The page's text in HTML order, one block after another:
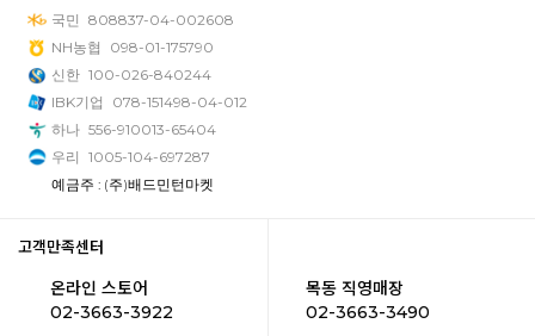
국민 808837-04-002608
NH농협
098-01-175790
신한 100-026-840244
IBK기업
078-151498-04-012
하나 556-910013-65404
우리 1005-104-697287
예금주 : (주)배드민턴마켓
고객만족센터
온라인 스토어
02-3663-3922
목동 직영매장
02-3663-3490